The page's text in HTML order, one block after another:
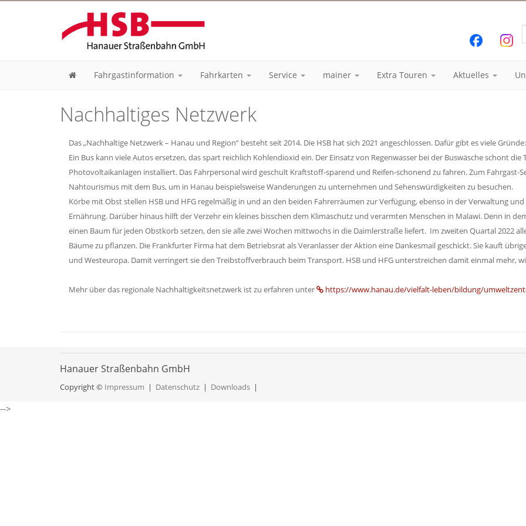
Fahrgastinformation Fahrkarten Service mainer Extra Touren Aktuelles
Nachhaltiges Netzwerk
Das „Nachhaltige Netzwerk – Hanau und Region“ besteht seit 2014. Die HSB hat sich 2021 angeschlossen. Dafür gibt es viele Gründe:
Ein Bus kann viele Autos ersetzen, das spart reichlich Kohlendioxid ein. Der Einsatz von Regenwasser bei der Buswäsche schont
Photovoltaikanlagen installiert. Das Fahrpersonal wird geschult Kraftstoff-sparend und Reifen-schonend zu fahren. Zum Fahrgast-
Nahtourismus mit dem Bus, um in Hanau beispielsweise Wanderungen zu unternehmen und Sehenswürdigkeiten zu besuchen.
Körbe mit Obst stellen HSB und HFG regelmäßig in und an den beiden Fahrerräumen zur Verfügung, ebenso in der Verwaltung
Ernährung. Darüber hinaus hilft der Verzehr ein kleines bisschen dem Klimaschutz und verarmten Menschen in Malawi. Denn in
einen Baum für jeden Obstkorb setzen, den sie alle zwei Wochen mittwochs in die Daimlerstraße liefert. Im zweiten Quartal 2022
Bäume zu pflanzen. Die Frankfurter Firma hat dem Betriebsrat als Veranlasser der Aktion eine Dankesmail geschickt. Sie kauft
und Westeuropa. Damit verringert sie den Treibstoffverbrauch beim Transport. HSB und HFG unterstreichen damit einmal mehr,
Mehr über das regionale Nachhaltigkeitsnetzwerk ist zu erfahren unter https://www.hanau.de/vielfalt-leben/bildung/
Hanauer Straßenbahn GmbH
Copyright © Impressum | Datenschutz | Downloads |
-->